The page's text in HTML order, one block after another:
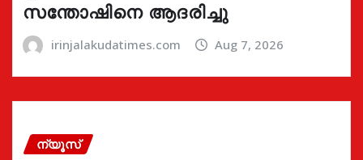
സന്തോഷിനെ ആദരിച്ചു
irinjalakudatimes.com Aug 7, 2026
ന്യൂസ്